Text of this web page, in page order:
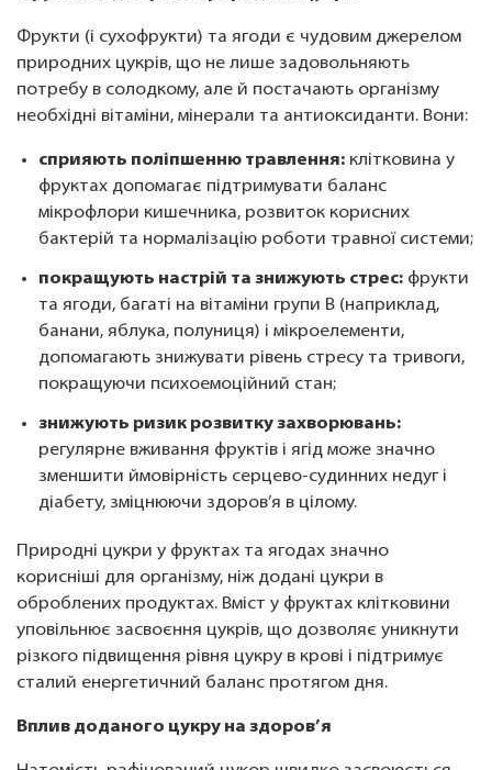
Фрукти (і сухофрукти) та ягоди є чудовим джерелом
природних цукрів, що не лише задовольняють
потребу в солодкому, але й постачають організму
необхідні вітаміни, мінерали та антиоксиданти. Вони:
сприяють поліпшенню травлення: клітковина у
фруктах допомагає підтримувати баланс
мікрофлори кишечника, розвиток корисних
бактерій та нормалізацію роботи травної системи;
покращують настрій та знижують стрес: фрукти
та ягоди, багаті на вітаміни групи B (наприклад,
банани, яблука, полуниця) і мікроелементи,
допомагають знижувати рівень стресу та тривоги,
покращуючи психоемоційний стан;
знижують ризик розвитку захворювань:
регулярне вживання фруктів і ягід може значно
зменшити ймовірність серцево-судинних недуг і
діабету, зміцнюючи здоров’я в цілому.
Природні цукри у фруктах та ягодах значно
корисніші для організму, ніж додані цукри в
оброблених продуктах. Вміст у фруктах клітковини
уповільнює засвоєння цукрів, що дозволяє уникнути
різкого підвищення рівня цукру в крові і підтримує
сталий енергетичний баланс протягом дня.
Вплив доданого цукру на здоров’я